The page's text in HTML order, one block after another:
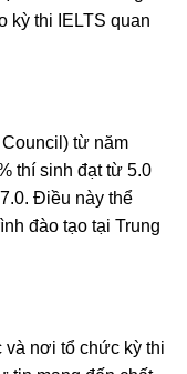
kỳ thi IELTS quan
từ năm
thí sinh đạt từ 5.0
Điều này thể
đào tạo tại Trung
nơi tổ chức kỳ thi